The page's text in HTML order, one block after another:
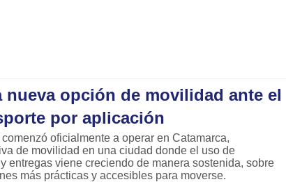
nueva opción de movilidad ante el
por aplicación
oficialmente a operar en Catamarca,
de movilidad en una ciudad donde el uso de
entregas viene creciendo de manera sostenida, sobre
más prácticas y accesibles para moverse.